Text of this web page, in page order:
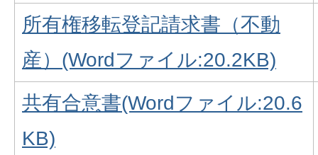
所有権移転登記請求書（不動
産）(Wordファイル:20.2KB)
共有合意書(Wordファイル:20.6
KB)